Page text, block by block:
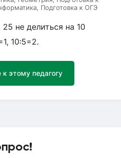
Подготовка к ОГЭ
не делиться на 10
10:5=2.
к этому педагогу